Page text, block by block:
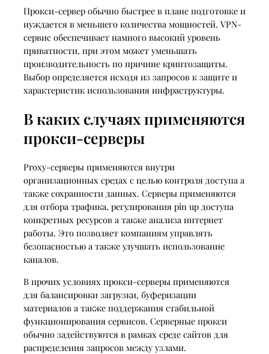
Прокси-сервер обычно быстрее в плане подготовке и
нуждается в меньшего количества мощностей. VPN-
сервис обеспечивает намного высокий уровень
приватности, при этом может уменьшать
производительность по причине криптозащиты.
Выбор определяется исходя из запросов к защите и
характеристик использования инфраструктуры.
В каких случаях применяются
прокси-серверы
Proxy-серверы применяются внутри
организационных средах с целью контроля доступа а
также сохранности данных. Серверы применяются
для отбора трафика, регулирования pin up доступа
конкретных ресурсов а также анализа интернет
работы. Это позволяет компаниям управлять
безопасностью а также улучшать использование
каналов.
В прочих условиях прокси-серверы применяются
для балансировки загрузки, буферизации
материалов а также поддержания стабильной
функционирования сервисов. Серверные прокси
обычно задействуются в рамках среде сайтов для
распределения запросов между узлами.